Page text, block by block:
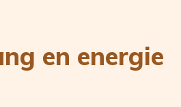
en energie